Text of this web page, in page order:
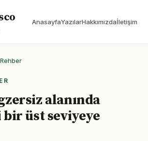
AnasayfaYazılarHakkımızdaİletişim
alanında
üst seviyeye